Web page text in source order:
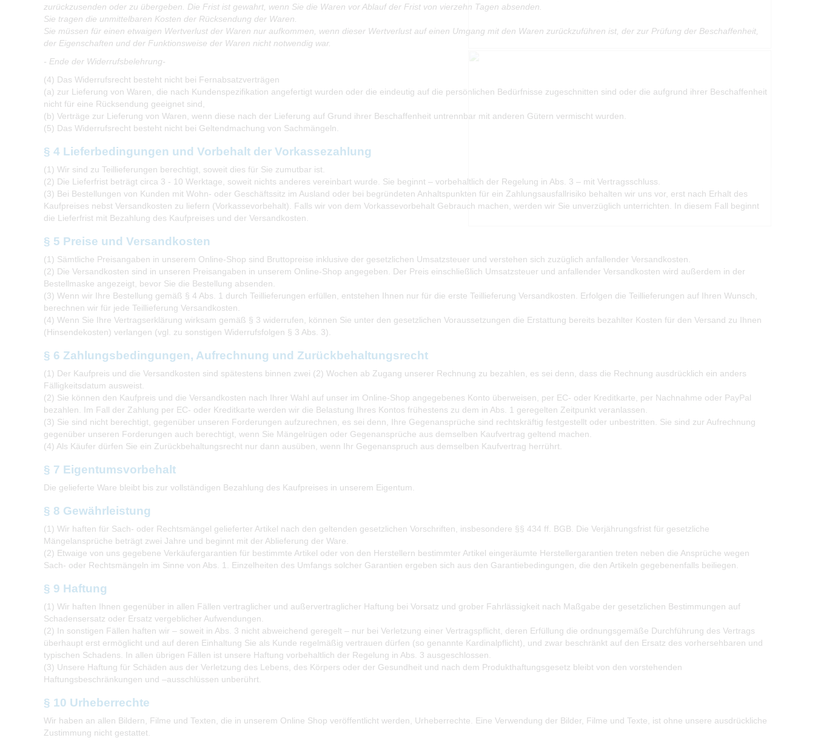
zurückzusenden oder zu übergeben. Die Frist ist gewahrt, wenn Sie die Waren vor Ablauf der Frist von vierzehn Tagen absenden.
Sie tragen die unmittelbaren Kosten der Rücksendung der Waren.
Sie müssen für einen etwaigen Wertverlust der Waren nur aufkommen, wenn dieser Wertverlust auf einen Umgang mit den Waren zurückzuführen ist, der zur Prüfung der Beschaffenheit,
der Eigenschaften und der Funktionsweise der Waren nicht notwendig war.
- Ende der Widerrufsbelehrung-
(4) Das Widerrufsrecht besteht nicht bei Fernabsatzverträgen
(a) zur Lieferung von Waren, die nach Kundenspezifikation angefertigt wurden oder die eindeutig auf die persönlichen Bedürfnisse zugeschnitten sind oder die aufgrund ihrer Beschaffenheit
nicht für eine Rücksendung geeignet sind,
(b) Verträge zur Lieferung von Waren, wenn diese nach der Lieferung auf Grund ihrer Beschaffenheit untrennbar mit anderen Gütern vermischt wurden.
(5) Das Widerrufsrecht besteht nicht bei Geltendmachung von Sachmängeln.
§ 4 Lieferbedingungen und Vorbehalt der Vorkassezahlung
(1) Wir sind zu Teillieferungen berechtigt, soweit dies für Sie zumutbar ist.
(2) Die Lieferfrist beträgt circa 3 - 10 Werktage, soweit nichts anderes vereinbart wurde. Sie beginnt – vorbehaltlich der Regelung in Abs. 3 – mit Vertragsschluss.
(3) Bei Bestellungen von Kunden mit Wohn- oder Geschäftssitz im Ausland oder bei begründeten Anhaltspunkten für ein Zahlungsausfallrisiko behalten wir uns vor, erst nach Erhalt des
Kaufpreises nebst Versandkosten zu liefern (Vorkassevorbehalt). Falls wir von dem Vorkassevorbehalt Gebrauch machen, werden wir Sie unverzüglich unterrichten. In diesem Fall beginnt
die Lieferfrist mit Bezahlung des Kaufpreises und der Versandkosten.
§ 5 Preise und Versandkosten
(1) Sämtliche Preisangaben in unserem Online-Shop sind Bruttopreise inklusive der gesetzlichen Umsatzsteuer und verstehen sich zuzüglich anfallender Versandkosten.
(2) Die Versandkosten sind in unseren Preisangaben in unserem Online-Shop angegeben. Der Preis einschließlich Umsatzsteuer und anfallender Versandkosten wird außerdem in der
Bestellmaske angezeigt, bevor Sie die Bestellung absenden.
(3) Wenn wir Ihre Bestellung gemäß § 4 Abs. 1 durch Teillieferungen erfüllen, entstehen Ihnen nur für die erste Teillieferung Versandkosten. Erfolgen die Teillieferungen auf Ihren Wunsch,
berechnen wir für jede Teillieferung Versandkosten.
(4) Wenn Sie Ihre Vertragserklärung wirksam gemäß § 3 widerrufen, können Sie unter den gesetzlichen Voraussetzungen die Erstattung bereits bezahlter Kosten für den Versand zu Ihnen
(Hinsendekosten) verlangen (vgl. zu sonstigen Widerrufsfolgen § 3 Abs. 3).
§ 6 Zahlungsbedingungen, Aufrechnung und Zurückbehaltungsrecht
(1) Der Kaufpreis und die Versandkosten sind spätestens binnen zwei (2) Wochen ab Zugang unserer Rechnung zu bezahlen, es sei denn, dass die Rechnung ausdrücklich ein anders
Fälligkeitsdatum ausweist.
(2) Sie können den Kaufpreis und die Versandkosten nach Ihrer Wahl auf unser im Online-Shop angegebenes Konto überweisen, per EC- oder Kreditkarte, per Nachnahme oder PayPal
bezahlen. Im Fall der Zahlung per EC- oder Kreditkarte werden wir die Belastung Ihres Kontos frühestens zu dem in Abs. 1 geregelten Zeitpunkt veranlassen.
(3) Sie sind nicht berechtigt, gegenüber unseren Forderungen aufzurechnen, es sei denn, Ihre Gegenansprüche sind rechtskräftig festgestellt oder unbestritten. Sie sind zur Aufrechnung
gegenüber unseren Forderungen auch berechtigt, wenn Sie Mängelrügen oder Gegenansprüche aus demselben Kaufvertrag geltend machen.
(4) Als Käufer dürfen Sie ein Zurückbehaltungsrecht nur dann ausüben, wenn Ihr Gegenanspruch aus demselben Kaufvertrag herrührt.
§ 7 Eigentumsvorbehalt
Die gelieferte Ware bleibt bis zur vollständigen Bezahlung des Kaufpreises in unserem Eigentum.
§ 8 Gewährleistung
(1) Wir haften für Sach- oder Rechtsmängel gelieferter Artikel nach den geltenden gesetzlichen Vorschriften, insbesondere §§ 434 ff. BGB. Die Verjährungsfrist für gesetzliche
Mängelansprüche beträgt zwei Jahre und beginnt mit der Ablieferung der Ware.
(2) Etwaige von uns gegebene Verkäufergarantien für bestimmte Artikel oder von den Herstellern bestimmter Artikel eingeräumte Herstellergarantien treten neben die Ansprüche wegen
Sach- oder Rechtsmängeln im Sinne von Abs. 1. Einzelheiten des Umfangs solcher Garantien ergeben sich aus den Garantiebedingungen, die den Artikeln gegebenenfalls beiliegen.
§ 9 Haftung
(1) Wir haften Ihnen gegenüber in allen Fällen vertraglicher und außervertraglicher Haftung bei Vorsatz und grober Fahrlässigkeit nach Maßgabe der gesetzlichen Bestimmungen auf
Schadensersatz oder Ersatz vergeblicher Aufwendungen.
(2) In sonstigen Fällen haften wir – soweit in Abs. 3 nicht abweichend geregelt – nur bei Verletzung einer Vertragspflicht, deren Erfüllung die ordnungsgemäße Durchführung des Vertrags
überhaupt erst ermöglicht und auf deren Einhaltung Sie als Kunde regelmäßig vertrauen dürfen (so genannte Kardinalpflicht), und zwar beschränkt auf den Ersatz des vorhersehbaren und
typischen Schadens. In allen übrigen Fällen ist unsere Haftung vorbehaltlich der Regelung in Abs. 3 ausgeschlossen.
(3) Unsere Haftung für Schäden aus der Verletzung des Lebens, des Körpers oder der Gesundheit und nach dem Produkthaftungsgesetz bleibt von den vorstehenden
Haftungsbeschränkungen und –ausschlüssen unberührt.
§ 10 Urheberrechte
Wir haben an allen Bildern, Filme und Texten, die in unserem Online Shop veröffentlicht werden, Urheberrechte. Eine Verwendung der Bilder, Filme und Texte, ist ohne unsere ausdrückliche
Zustimmung nicht gestattet.